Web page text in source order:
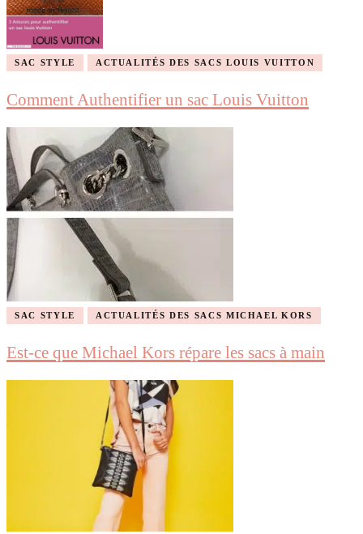
SAC STYLE ACTUALITÉS DES SACS LOUIS VUITTON
Comment Authentifier un sac Louis Vuitton
SAC STYLE ACTUALITÉS DES SACS MICHAEL KORS
Est-ce que Michael Kors répare les sacs à main